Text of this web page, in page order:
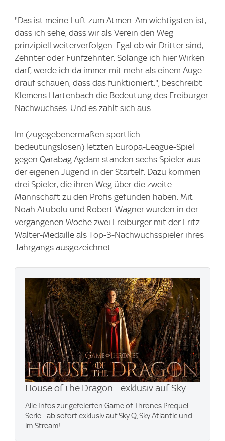
"Das ist meine Luft zum Atmen. Am wichtigsten ist,
dass ich sehe, dass wir als Verein den Weg
prinzipiell weiterverfolgen. Egal ob wir Dritter sind,
Zehnter oder Fünfzehnter. Solange ich hier Wirken
darf, werde ich da immer mit mehr als einem Auge
drauf schauen, dass das funktioniert.", beschreibt
Klemens Hartenbach die Bedeutung des Freiburger
Nachwuchses. Und es zahlt sich aus.
Im (zugegebenermaßen sportlich
bedeutungslosen) letzten Europa-League-Spiel
gegen Qarabag Agdam standen sechs Spieler aus
der eigenen Jugend in der Startelf. Dazu kommen
drei Spieler, die ihren Weg über die zweite
Mannschaft zu den Profis gefunden haben. Mit
Noah Atubolu und Robert Wagner wurden in der
vergangenen Woche zwei Freiburger mit der Fritz-
Walter-Medaille als Top-3-Nachwuchsspieler ihres
Jahrgangs ausgezeichnet.
House of the Dragon - exklusiv auf Sky
Alle Infos zur gefeierten Game of Thrones Prequel-
Serie - ab sofort exklusiv auf Sky Q, Sky Atlantic und
im Stream!